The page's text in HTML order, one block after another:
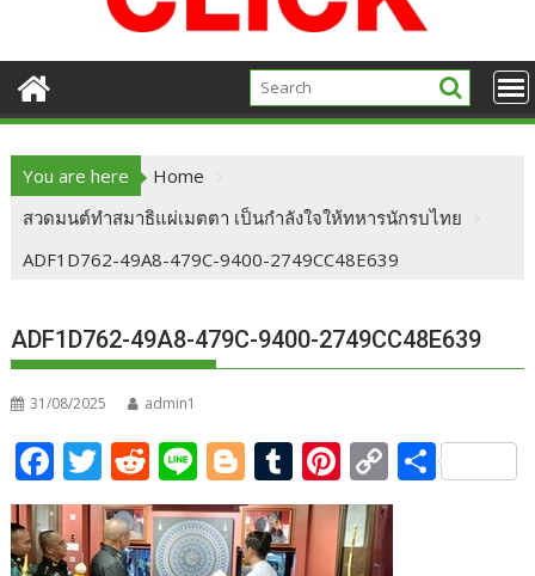
You are here
Home
สวดมนต์ทำสมาธิแผ่เมตตา เป็นกำลังใจให้ทหารนักรบไทย
ADF1D762-49A8-479C-9400-2749CC48E639
ADF1D762-49A8-479C-9400-2749CC48E639
31/08/2025 admin1
F
ac
e
T
w
itt
R
e
d
Li
n
e
Bl
o
g
T
u
m
Pi
nt
er
C
o
S